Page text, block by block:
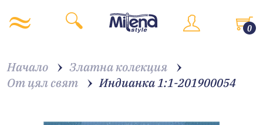
0
Начало
Златна колекция
От цял свят
Индианка 1:1-201900054